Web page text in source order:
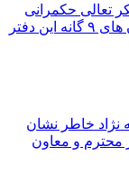
تعالی حکمرانی
ساختار اجرایی کشور دانسته و کمیسیون های ۹ گانه این دفتر
نژاد خاطر نشان
و معاون